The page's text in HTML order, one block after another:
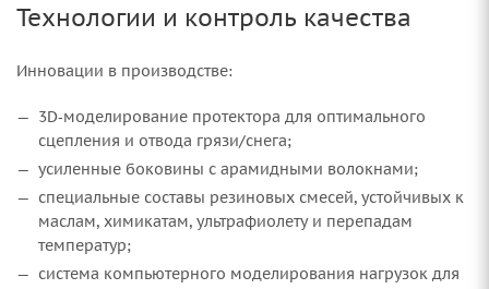
Технологии и контроль качества
Инновации в производстве:
3D‑моделирование протектора для оптимального
сцепления и отвода грязи/снега;
усиленные боковины с арамидными волокнами;
специальные составы резиновых смесей, устойчивых к
маслам, химикатам, ультрафиолету и перепадам
температур;
система компьютерного моделирования нагрузок для